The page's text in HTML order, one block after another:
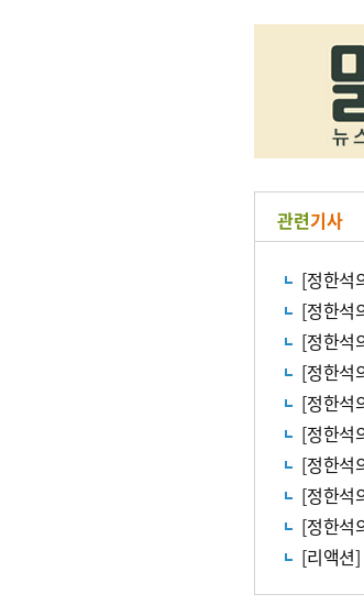
관련기사
[정한석
[정한석
[정한석
[정한석
[정한석
[정한석
[정한석
[정한석
[정한석
[리액션